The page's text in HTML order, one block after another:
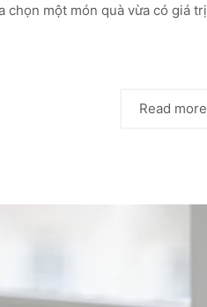
chọn một món quà vừa có giá trị
Read more